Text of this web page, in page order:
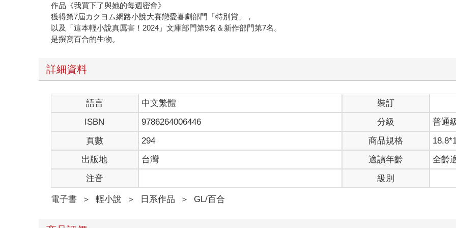
作品《我買下了與她的每週密會》
獲得第7屆カクヨム網路小說大賽戀愛喜劇部門「特別賞」，
以及「這本輕小說真厲害！2024」文庫部門第9名＆新作部門第7名。
是撰寫百合的生物。
詳細資料
語言 中文繁體
裝訂
ISBN
9786264006446 分級
普通
頁數
294 商品規格
出版地
台灣 適讀年齡
全齡
注音
級別
電子書 ＞ 輕小說 ＞ 日系作品 ＞ GL/百合